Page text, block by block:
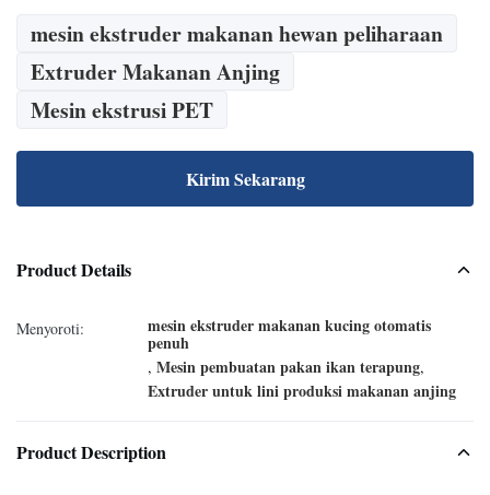
mesin ekstruder makanan hewan peliharaan
Extruder Makanan Anjing
Mesin ekstrusi PET
Kirim Sekarang
Product Details
Menyoroti: mesin ekstruder makanan kucing otomatis
penuh
, Mesin pembuatan pakan ikan terapung,
Extruder untuk lini produksi makanan anjing
Product Description